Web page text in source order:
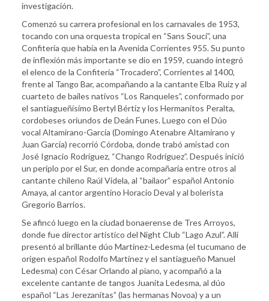
investigación.
Comenzó su carrera profesional en los carnavales de 1953,
tocando con una orquesta tropical en “Sans Souci”, una
Confitería que había en la Avenida Corrientes 955. Su punto
de inflexión más importante se dio en 1959, cuando integró
el elenco de la Confitería “Trocadero”, Corrientes al 1400,
frente al Tango Bar, acompañando a la cantante Elba Ruiz y al
cuarteto de bailes nativos “Los Ranqueles”, conformado por
el santiagueñísimo Bertyl Bértiz y los Hermanitos Peralta,
cordobeses oriundos de Deán Funes. Luego con el Dúo
vocal Altamirano-García (Domingo Atenabre Altamirano y
Juan García) recorrió Córdoba, donde trabó amistad con
José Ignacio Rodríguez, “Chango Rodríguez”. Después inició
un periplo por el Sur, en donde acompañaría entre otros al
cantante chileno Raúl Videla, al “bailaor” español Antonio
Amaya, al cantor argentino Horacio Deval y al bolerista
Gregorio Barrios.
Se afincó luego en la ciudad bonaerense de Tres Arroyos,
donde fue director artístico del Night Club “Lago Azul”. Allí
presentó al brillante dúo Martínez-Ledesma (el tucumano de
origen español Rodolfo Martínez y el santiagueño Manuel
Ledesma) con César Orlando al piano, y acompañó a la
excelente cantante de tangos Juanita Ledesma, al dúo
español “Las Jerezanitas” (las hermanas Novoa) y a un